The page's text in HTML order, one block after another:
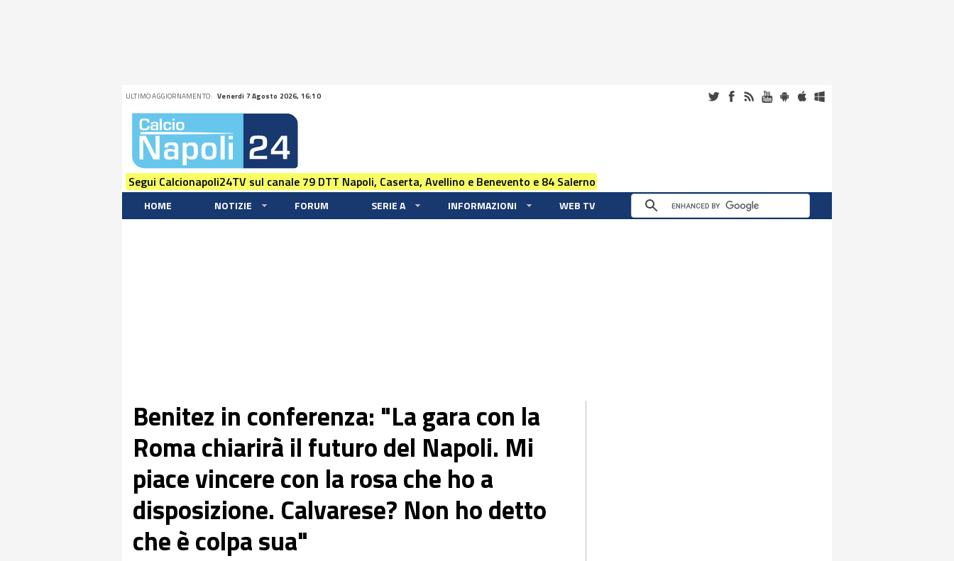
ULTIMO AGGIORNAMENTO: Venerdi 7 Agosto 2026, 16:10
Segui Calcionapoli24TV sul canale 79 DTT Napoli, Caserta, Avellino e Benevento e 84 Salerno
HOME NOTIZIE FORUM SERIE A INFORMAZIONI WEB TV
Benitez in conferenza: "La gara con la
Roma chiarirà il futuro del Napoli. Mi
piace vincere con la rosa che ho a
disposizione. Calvarese? Non ho detto
che è colpa sua"